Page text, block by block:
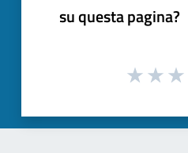
su questa pagina?